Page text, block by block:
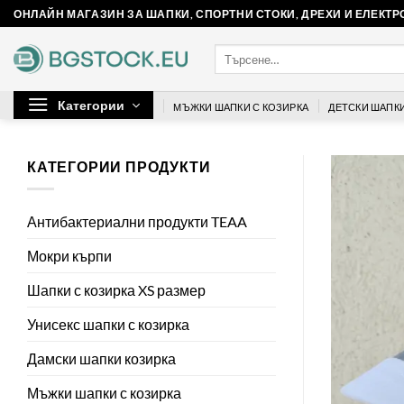
Skip
to
content
ОНЛАЙН МАГАЗИН ЗА ШАПКИ, СПОРТНИ СТОКИ, ДРЕХИ И
Категории МЪЖКИ ШАПКИ С КОЗИРКА ДЕТСКИ
КАТЕГОРИИ ПРОДУКТИ
Антибактериални продукти TEAA
Мокри кърпи
Шапки с козирка XS размер
Унисекс шапки с козирка
Дамски шапки козирка
Мъжки шапки с козирка